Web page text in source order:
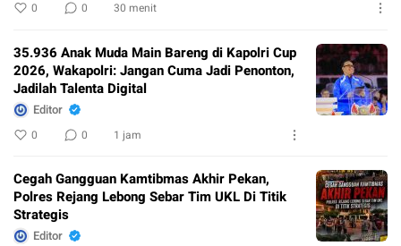
0 0 30 menit
35.936 Anak Muda Main Bareng di Kapolri Cup
2026, Wakapolri: Jangan Cuma Jadi Penonton,
Jadilah Talenta Digital
Editor
0 0 1 jam
Cegah Gangguan Kamtibmas Akhir Pekan,
Polres Rejang Lebong Sebar Tim UKL Di Titik
Strategis
Editor